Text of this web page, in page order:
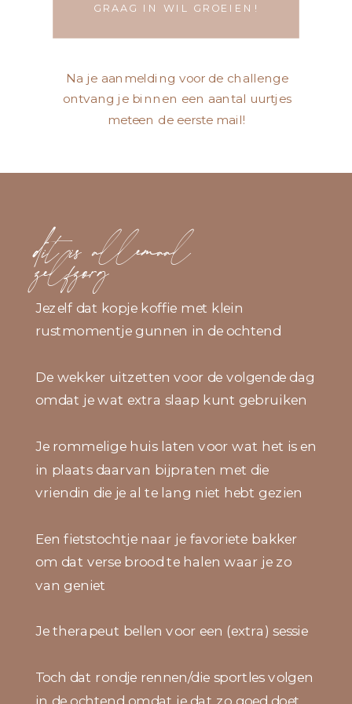
GRAAG IN WIL GROEIEN!
Na je aanmelding voor de challenge
ontvang je binnen een aantal uurtjes
meteen de eerste mail!
Jezelf dat kopje koffie met klein
rustmomentje gunnen in de ochtend
De wekker uitzetten voor de volgende dag
omdat je wat extra slaap kunt gebruiken
Je rommelige huis laten voor wat het is en
in plaats daarvan bijpraten met die
vriendin die je al te lang niet hebt gezien
Een fietstochtje naar je favoriete bakker
om dat verse brood te halen waar je zo
van geniet
Je therapeut bellen voor een (extra) sessie
Toch dat rondje rennen/die sportles volgen
in de ochtend omdat je dat zo goed doet
dit is allemaal
zelfzorg